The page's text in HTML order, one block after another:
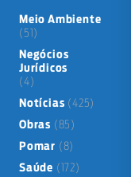
Meio Ambiente
(51)
Negócios
Jurídicos
(4)
Notícias (425)
Obras (85)
Pomar (8)
Saúde (172)